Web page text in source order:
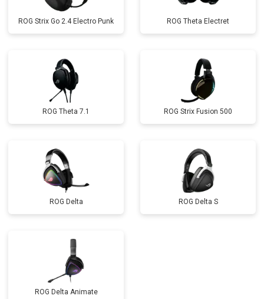
ROG Strix Go 2.4 Electro Punk ROG Theta Electret
ROG Theta 7.1 ROG Strix Fusion 500
ROG Delta ROG Delta S
ROG Delta Animate